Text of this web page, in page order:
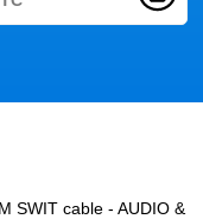
SWIT cable - AUDIO &